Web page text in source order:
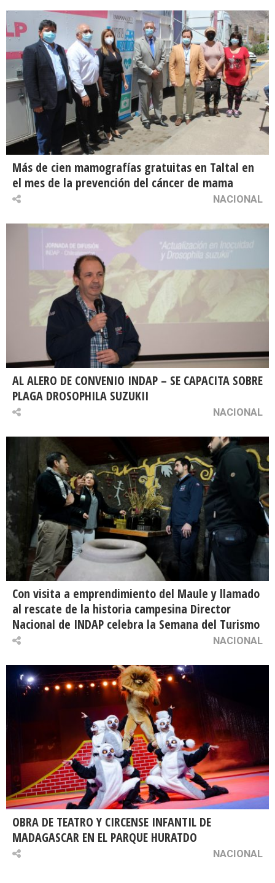
Más de cien mamografías gratuitas en Taltal en
el mes de la prevención del cáncer de mama
NACIONAL
AL ALERO DE CONVENIO INDAP – SE CAPACITA SOBRE
PLAGA DROSOPHILA SUZUKII
NACIONAL
Con visita a emprendimiento del Maule y llamado
al rescate de la historia campesina Director
Nacional de INDAP celebra la Semana del Turismo
NACIONAL
OBRA DE TEATRO Y CIRCENSE INFANTIL DE
MADAGASCAR EN EL PARQUE HURATDO
NACIONAL